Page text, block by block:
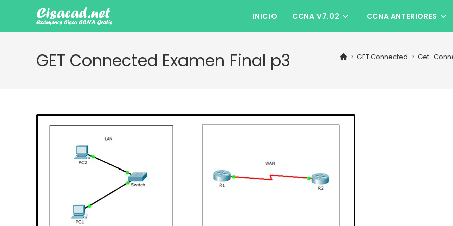
contenido
INICIO CCNA V7.02 CCNA ANTERIORES
GET Connected Examen Final p3 > GET Connected >